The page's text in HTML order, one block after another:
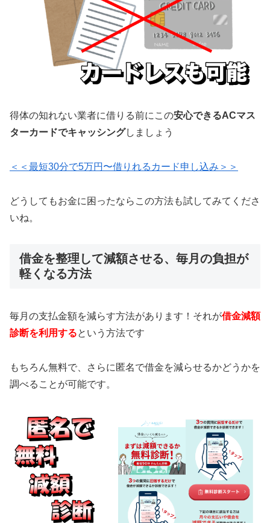
得体の知れない業者に借りる前にこの安心できるACマス
ターカードでキャッシングしましょう
＜＜最短30分で5万円〜借りれるカード申し込み＞＞
どうしてもお金に困ったならこの方法も試してみてくださ
いね。
借金を整理して減額させる、毎月の負担が
軽くなる方法
毎月の支払金額を減らす方法があります！それが借金減額
診断を利用するという方法です
もちろん無料で、さらに匿名で借金を減らせるかどうかを
調べることが可能です。